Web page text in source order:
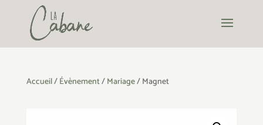
Accueil/Évènement/Mariage/ Magnet